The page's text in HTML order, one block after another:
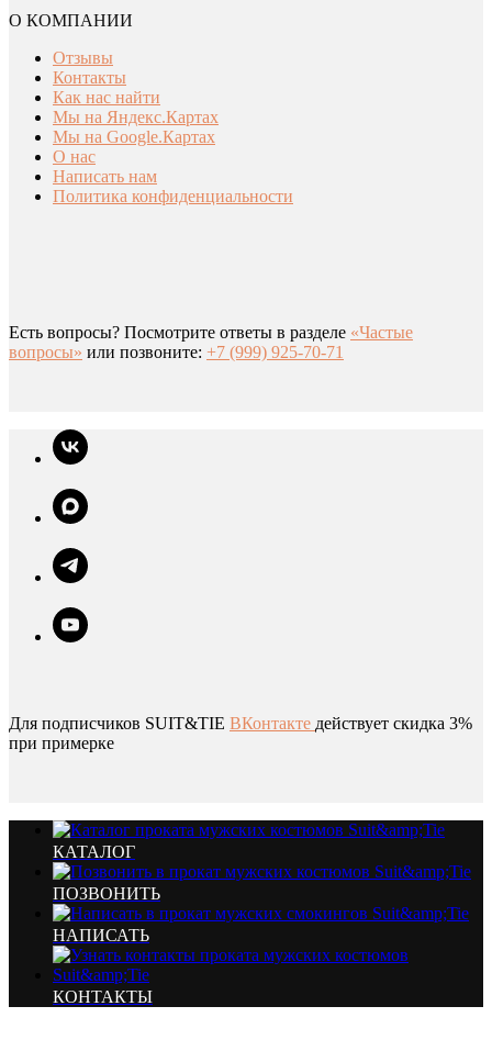
О КОМПАНИИ
Отзывы
Контакты
Как нас найти
Мы на Яндекс.Картах
Мы на Google.Картах
О нас
Написать нам
Политика конфиденциальности
Есть вопросы? Посмотрите ответы в разделе «Частые
вопросы» или позвоните: +7 (999) 925-70-71
Для подписчиков SUIT&TIE ВКонтакте действует скидка 3%
при примерке
КАТАЛОГ
ПОЗВОНИТЬ
НАПИСАТЬ
КОНТАКТЫ